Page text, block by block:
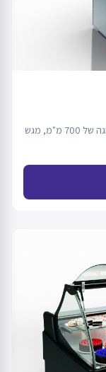
קונטר למוצרי קונדיטוריה עם חיבור פנימי, עומק תצוגה של 700 מ"מ, מגש